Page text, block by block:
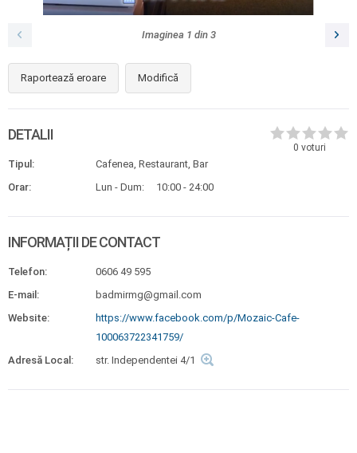
Imaginea 1 din 3
Raportează eroare Modifică
0 voturi
DETALII
Tipul:
Cafenea, Restaurant, Bar
Orar:
Lun - Dum: 10:00 - 24:00
INFORMAȚII DE CONTACT
Telefon:
0606 49 595
E-mail:
badmirmg@gmail.com
Website:
https://www.facebook.com/p/Mozaic-Cafe-
100063722341759/
Adresă Local:
str. Independentei 4/1